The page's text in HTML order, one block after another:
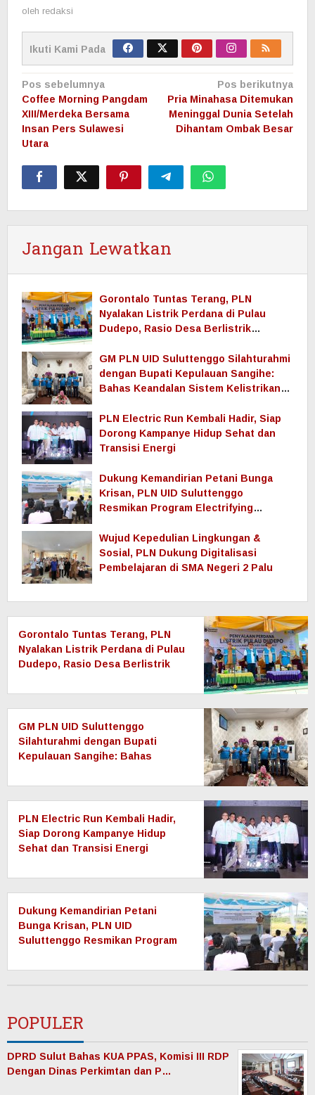
oleh redaksi
Ikuti Kami Pada
Navigasi
pos
Pos sebelumnya
Coffee Morning Pangdam
XIII/Merdeka Bersama
Insan Pers Sulawesi
Utara
Pos berikutnya
Pria Minahasa Ditemukan
Meninggal Dunia Setelah
Dihantam Ombak Besar
Jangan Lewatkan
Gorontalo Tuntas Terang, PLN
Nyalakan Listrik Perdana di Pulau
Dudepo, Rasio Desa Berlistrik
GM PLN UID Suluttenggo Silahturahmi
dengan Bupati Kepulauan Sangihe:
Bahas Keandalan Sistem Kelistrikan
Tamako
PLN Electric Run Kembali Hadir, Siap
Dorong Kampanye Hidup Sehat dan
Transisi Energi
Dukung Kemandirian Petani Bunga
Krisan, PLN UID Suluttenggo
Resmikan Program Electrifying
Wujud Kepedulian Lingkungan &
Sosial, PLN Dukung Digitalisasi
Pembelajaran di SMA Negeri 2 Palu
Gorontalo Tuntas Terang, PLN
Nyalakan Listrik Perdana di Pulau
Dudepo, Rasio Desa Berlistrik
Persen
GM PLN UID Suluttenggo
Silahturahmi dengan Bupati
Kepulauan Sangihe: Bahas
hingga Pemulihan Pascabencana
Tamako
PLN Electric Run Kembali Hadir,
Siap Dorong Kampanye Hidup
Sehat dan Transisi Energi
Dukung Kemandirian Petani
Bunga Krisan, PLN UID
Suluttenggo Resmikan Program
Tomohon
POPULER
DPRD Sulut Bahas KUA PPAS, Komisi III RDP
Dengan Dinas Perkimtan dan P…